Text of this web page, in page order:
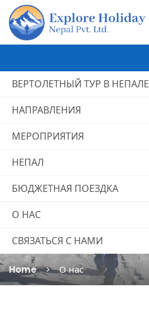
ВЕРТОЛЕТНЫЙ ТУР В НЕПАЛЕ
НАПРАВЛЕНИЯ
МЕРОПРИЯТИЯ
НЕПАЛ
БЮДЖЕТНАЯ ПОЕЗДКА
О НАС
СВЯЗАТЬСЯ С НАМИ
О нас
Home О нас